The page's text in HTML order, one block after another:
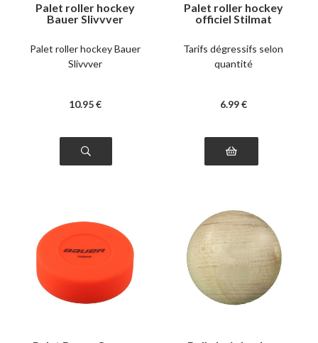
Palet roller hockey
Bauer Slivvver
Palet roller hockey Bauer
Slivvver
10.95 €
Palet roller hockey
officiel Stilmat
Tarifs dégressifs selon
quantité
6.99 €